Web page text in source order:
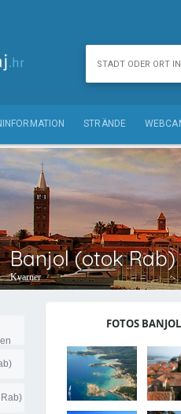
STRÄNDE
Banjol (otok
Kvarner
FOTOS